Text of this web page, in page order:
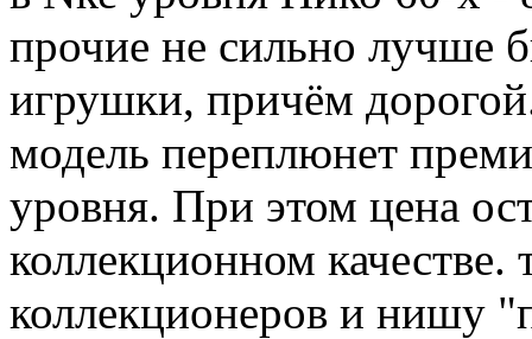
прочие не сильно лучше
игрушки, причём
модель переплюнет
уровня. При этом цена
коллекционном
коллекционеров и нишу